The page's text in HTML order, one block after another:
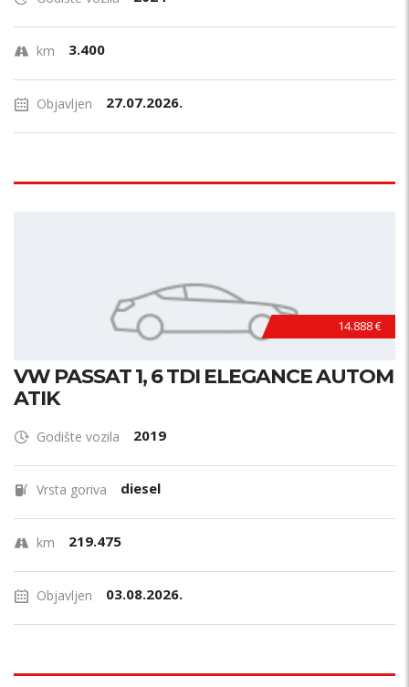
km 3.400
Objavljen 27.07.2026.
14.888 €
VW PASSAT 1, 6 TDI ELEGANCE AUTOM
ATIK
Godište vozila 2019
Vrsta goriva diesel
km 219.475
Objavljen 03.08.2026.